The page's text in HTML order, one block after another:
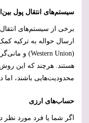
سیستم‌های انتقال پول
برخی از سیستم‌های انتقال
ارسال حواله به ترکیه
(
Western Union) و
هستند. هرچند که این
محدودیت‌هایی باشند، اما
حساب‌های ارزی
اگر شما یا فرد مورد نظر